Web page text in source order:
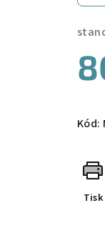
cena:
Kód:
Tisk